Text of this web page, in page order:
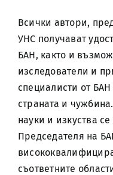
Всички автори,
УНС получават
БАН, както и
изследователи и
специалисти от
страната и
науки и изкуства
Председателя на
съответните